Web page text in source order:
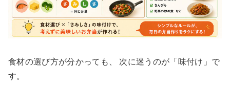
食材の選び方が分かっても、 次に迷うのが「味付け」で
す。